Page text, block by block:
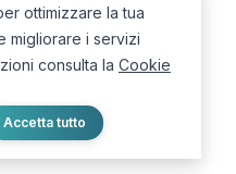
— InBuoneMani
ottimizzare la tua
migliorare i servizi
consulta la Cookie
Accetta tutto